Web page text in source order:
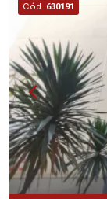
Cód. 630191